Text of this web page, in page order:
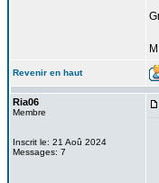
Revenir en haut
Ria06
Membre
Inscrit le: 21 Aoû 2024
Messages: 7